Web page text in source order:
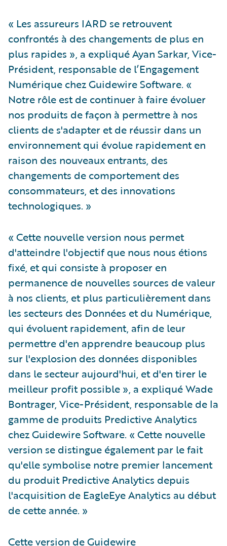
« Les assureurs IARD se retrouvent
confrontés à des changements de plus en
plus rapides », a expliqué Ayan Sarkar, Vice-
Président, responsable de l’Engagement
Numérique chez Guidewire Software. «
Notre rôle est de continuer à faire évoluer
nos produits de façon à permettre à nos
clients de s'adapter et de réussir dans un
environnement qui évolue rapidement en
raison des nouveaux entrants, des
changements de comportement des
consommateurs, et des innovations
technologiques. »
« Cette nouvelle version nous permet
d'atteindre l'objectif que nous nous étions
fixé, et qui consiste à proposer en
permanence de nouvelles sources de valeur
à nos clients, et plus particulièrement dans
les secteurs des Données et du Numérique,
qui évoluent rapidement, afin de leur
permettre d'en apprendre beaucoup plus
sur l'explosion des données disponibles
dans le secteur aujourd'hui, et d'en tirer le
meilleur profit possible », a expliqué Wade
Bontrager, Vice-Président, responsable de la
gamme de produits Predictive Analytics
chez Guidewire Software. « Cette nouvelle
version se distingue également par le fait
qu'elle symbolise notre premier lancement
du produit Predictive Analytics depuis
l'acquisition de EagleEye Analytics au début
de cette année. »
Cette version de Guidewire